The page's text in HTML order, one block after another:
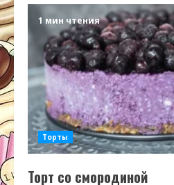
1 мин чтения
Торты
Торт со смородиной